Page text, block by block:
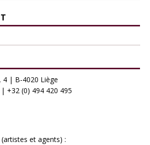
4 | B-4020 Liège
| +32 (0) 494 420 495
(artistes et agents) :